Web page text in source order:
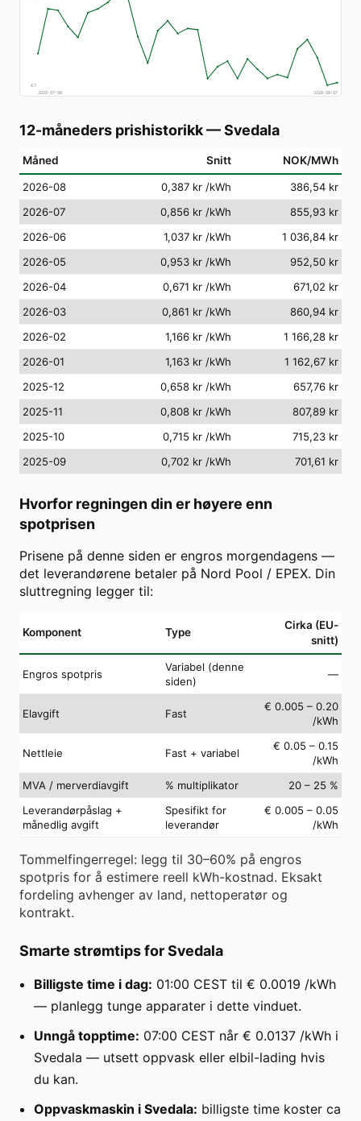
€7
2026-07-08
2026-08-07
12-måneders prishistorikk—Svedala
Måned Snitt NOK/MWh
2026-08 0,387 kr /kWh
386,54 kr
2026-07
0,856 kr /kWh
855,93 kr
2026-06
1,037 kr /kWh
1 036,84 kr
2026-05
0,953 kr /kWh
952,50 kr
2026-04
0,671 kr /kWh
671,02 kr
2026-03
0,861 kr /kWh
860,94 kr
2026-02
1,166 kr /kWh
1 166,28 kr
2026-01
1,163 kr /kWh
1 162,67 kr
2025-12
0,658 kr /kWh
657,76 kr
2025-11
0,808 kr /kWh
807,89 kr
2025-10
0,715 kr /kWh
715,23 kr
2025-09
0,702 kr /kWh 701,61 kr
Hvorfor regningen din er høyere enn
spotprisen
Prisene på denne siden er engros morgendagens —
det leverandørene betaler på Nord Pool / EPEX. Din
sluttregning legger til:
Komponent Type
Cirka (EU-
snitt)
Engros spotpris
Variabel (denne
siden)
—
Elavgift Fast
€ 0.005 – 0.20
/kWh
Nettleie Fast + variabel
€ 0.05 – 0.15
/kWh
MVA / merverdiavgift
% multiplikator
20 – 25 %
Leverandørpåslag +
månedlig avgift
Spesifikt for
leverandør
€ 0.005 – 0.05
/kWh
Tommelfingerregel: legg til 30–60% på engros
spotpris for å estimere reell kWh-kostnad. Eksakt
fordeling avhenger av land, nettoperatør og
kontrakt.
Smarte strømtips for Svedala
Billigste time i dag: 01:00 CEST til € 0.0019 /kWh
— planlegg tunge apparater i dette vinduet.
Unngå topptime: 07:00 CEST når € 0.0137 /kWh i
Svedala — utsett oppvask eller elbil-lading hvis
du kan.
Oppvaskmaskin i Svedala: billigste time koster ca